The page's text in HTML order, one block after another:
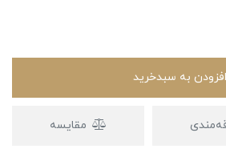
افزودن به سبدخرید
مقایسه